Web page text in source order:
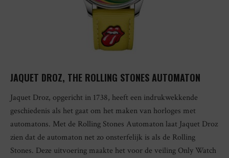
JAQUET DROZ, THE ROLLING STONES AUTOMATON
Jaquet Droz, opgericht in 1738, heeft een indrukwekkende
geschiedenis als het gaat om het maken van horloges met
automatons. Met de Rolling Stones Automaton laat Jaquet Droz
zien dat de automaton net zo onsterfelijk is als de Rolling
Stones. Deze uitvoering maakte het voor de veiling Only Watch